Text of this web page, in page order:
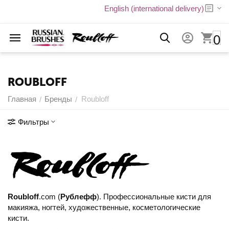
English (international delivery)
0
ROUBLOFF
Главная / Бренды / Roubloff
Фильтры
Roubloff.com (Рублефф). Профессиональные кисти для
макияжа, ногтей, художественные, косметологические
кисти.